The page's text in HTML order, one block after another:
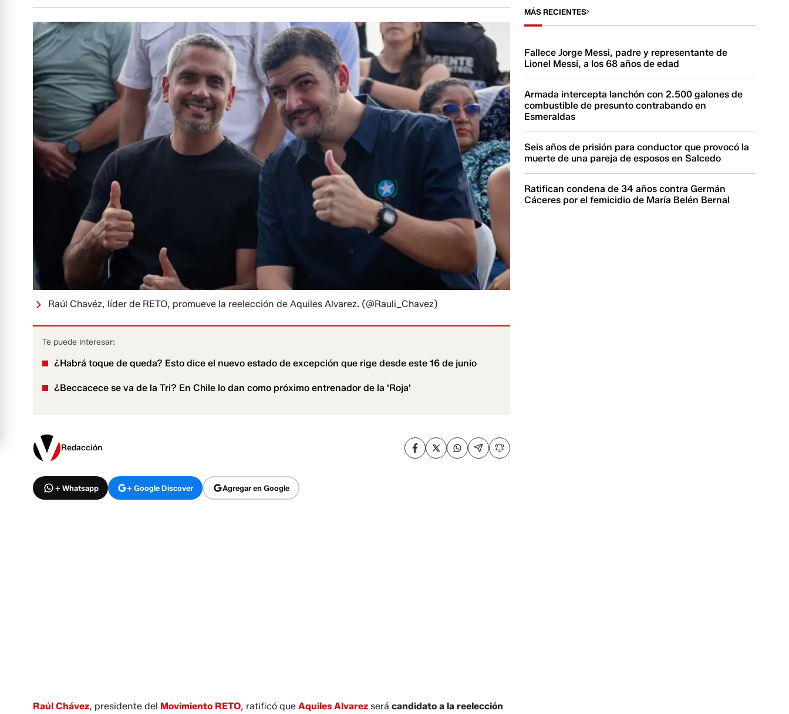
Raúl Chavéz, líder de RETO, promueve la reelección de Aquiles Alvarez. (@Rauli_Chavez)
Te puede interesar:
¿Habrá toque de queda? Esto dice el nuevo estado de excepción que rige desde este 16 de junio
¿Beccacece se va de la Tri? En Chile lo dan como próximo entrenador de la 'Roja'
Redacción
+ Whatsapp + Google Discover Agregar en Google
Raúl Chávez, presidente del Movimiento RETO, ratificó que Aquiles Alvarez será candidato a la reelección
MÁS RECIENTES
Fallece Jorge Messi, padre y representante de
Lionel Messi, a los 68 años de edad
Armada intercepta lanchón con 2.500 galones de
combustible de presunto contrabando en
Esmeraldas
Seis años de prisión para conductor que provocó la
muerte de una pareja de esposos en Salcedo
Ratifican condena de 34 años contra Germán
Cáceres por el femicidio de María Belén Bernal